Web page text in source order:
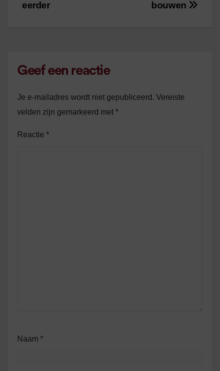
bouwen
eerder
Geef een reactie
Je e-mailadres wordt niet gepubliceerd. Vereiste
velden zijn gemarkeerd met *
Reactie *
Naam *